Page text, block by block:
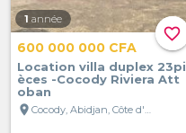
favorite_border
1 année
600 000 000 CFA
Location villa duplex 23pi
èces -Cocody Riviera Att
oban
location_on